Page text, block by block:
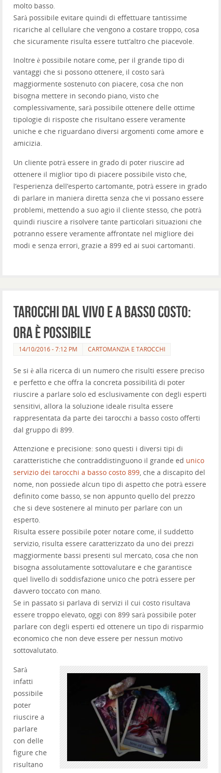
molto basso.
Sarà possibile evitare quindi di effettuare tantissime
ricariche al cellulare che vengono a costare troppo, cosa
che sicuramente risulta essere tutt’altro che piacevole.
Inoltre è possibile notare come, per il grande tipo di
vantaggi che si possono ottenere, il costo sarà
maggiormente sostenuto con piacere, cosa che non
bisogna mettere in secondo piano, visto che
complessivamente, sarà possibile ottenere delle ottime
tipologie di risposte che risultano essere veramente
uniche e che riguardano diversi argomenti come amore e
amicizia.
Un cliente potrà essere in grado di poter riuscire ad
ottenere il miglior tipo di piacere possibile visto che,
l’esperienza dell’esperto cartomante, potrà essere in grado
di parlare in maniera diretta senza che vi possano essere
problemi, mettendo a suo agio il cliente stesso, che potrà
quindi riuscire a risolvere tante particolari situazioni che
potranno essere veramente affrontate nel migliore dei
modi e senza errori, grazie a 899 ed ai suoi cartomanti.
Tarocchi dal vivo e a basso costo:
ora è possibile
14/10/2016 - 7:12 PM CARTOMANZIA E TAROCCHI
Se si è alla ricerca di un numero che risulti essere preciso
e perfetto e che offra la concreta possibilità di poter
riuscire a parlare solo ed esclusivamente con degli esperti
sensitivi, allora la soluzione ideale risulta essere
rappresentata da parte dei tarocchi a basso costo offerti
dal gruppo di 899.
Attenzione e precisione: sono questi i diversi tipi di
caratteristiche che contraddistinguono il grande ed unico
servizio dei tarocchi a basso costo 899, che a discapito del
nome, non possiede alcun tipo di aspetto che potrà essere
definito come basso, se non appunto quello del prezzo
che si deve sostenere al minuto per parlare con un
esperto.
Risulta essere possibile poter notare come, il suddetto
servizio, risulta essere caratterizzato da uno dei prezzi
maggiormente bassi presenti sul mercato, cosa che non
bisogna assolutamente sottovalutare e che garantisce
quel livello di soddisfazione unico che potrà essere per
davvero toccato con mano.
Se in passato si parlava di servizi il cui costo risultava
essere troppo elevato, oggi con 899 sarà possibile poter
parlare con degli esperti ed ottenere un tipo di risparmio
economico che non deve essere per nessun motivo
sottovalutato.
Sarà
infatti
possibile
poter
riuscire a
parlare
con delle
figure che
risultano